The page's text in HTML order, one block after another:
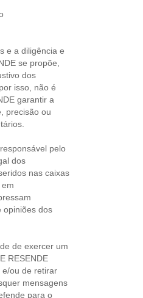
e a diligência e
se propõe,
dos
isso, não é
garantir a
precisão ou
pelo
dos
nas caixas
opiniões dos
de exercer um
RESENDE
e/ou de retirar
mensagens
para o